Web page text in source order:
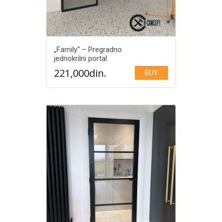
„Family“ – Pregradno
jednokrilni portal
221,000din. BUY